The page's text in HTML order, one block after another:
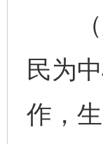
（六
民为
作，